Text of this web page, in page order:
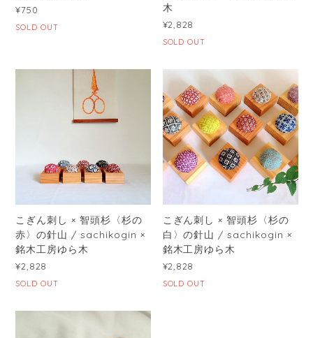
¥750
SOLD OUT
木
¥2,828
SOLD OUT
こぎん刺し × 智頭杉〈杉の
赤〉の針山 / sachikogin ×
銘木工房ゆら木
¥2,828
SOLD OUT
こぎん刺し × 智頭杉〈杉の
白〉の針山 / sachikogin ×
銘木工房ゆら木
¥2,828
SOLD OUT